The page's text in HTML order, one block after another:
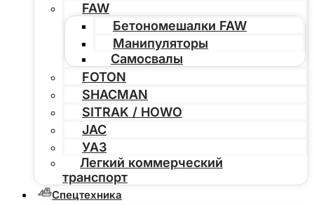
FAW
Бетономешалки FAW
Манипуляторы
Самосвалы
FOTON
SHACMAN
SITRAK / HOWO
JAC
УАЗ
Легкий коммерческий
транспорт
Спецтехника